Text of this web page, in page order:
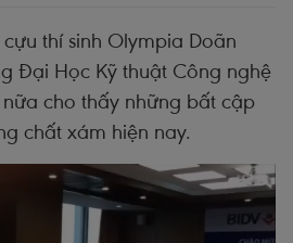
thí sinh Olympia Doãn
Đại Học Kỹ thuật Công nghệ
cho thấy những bất cập
chất xám hiện nay.